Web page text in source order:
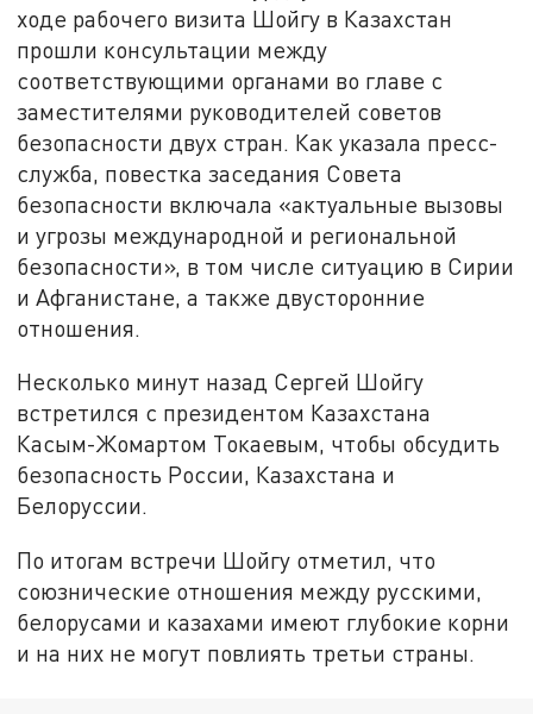
ходе рабочего визита Шойгу в Казахстан
прошли консультации между
соответствующими органами во главе с
заместителями руководителей советов
безопасности двух стран. Как указала пресс-
служба, повестка заседания Совета
безопасности включала «актуальные вызовы
и угрозы международной и региональной
безопасности», в том числе ситуацию в Сирии
и Афганистане, а также двусторонние
отношения.
Несколько минут назад Сергей Шойгу
встретился с президентом Казахстана
Касым-Жомартом Токаевым, чтобы обсудить
безопасность России, Казахстана и
Белоруссии.
По итогам встречи Шойгу отметил, что
союзнические отношения между русскими,
белорусами и казахами имеют глубокие корни
и на них не могут повлиять третьи страны.